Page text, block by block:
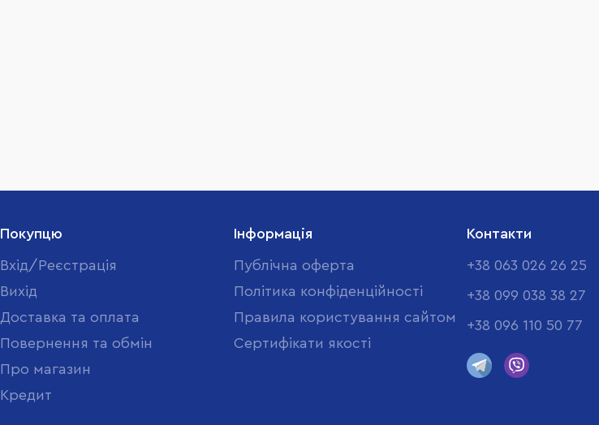
Покупцю
Вхід/Реєстрація
Вихід
Доставка та оплата
Повернення та обмін
Про магазин
Кредит
Інформація
Публічна оферта
Політика конфіденційності
Правила користування сайтом
Cертифікати якості
Контакти
+38 063 026 26 25
+38 099 038 38 27
+38 096 110 50 77